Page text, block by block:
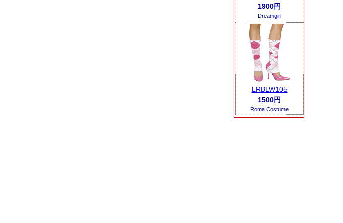
1900円
Dreamgirl
LRBLW105
1500円
Roma Costume